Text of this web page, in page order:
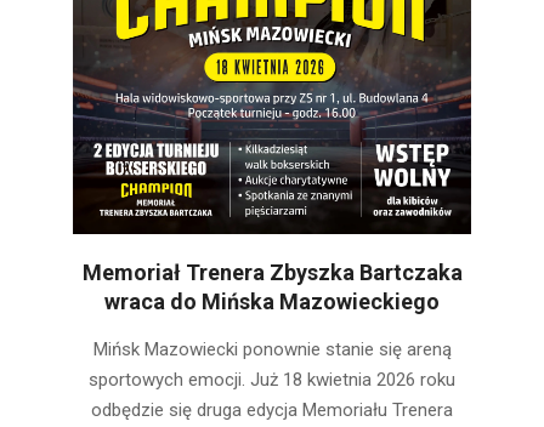
Memoriał Trenera Zbyszka Bartczaka
wraca do Mińska Mazowieckiego
04-
17
Mińsk Mazowiecki ponownie stanie się areną
sportowych emocji. Już 18 kwietnia 2026 roku
odbędzie się druga edycja Memoriału Trenera